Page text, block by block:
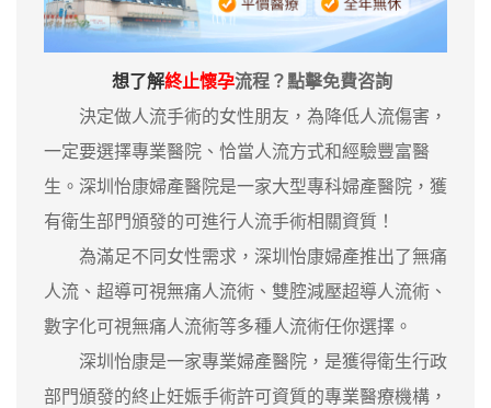
想了解終止懷孕流程？點擊免費咨詢
決定做人流手術的女性朋友，為降低人流傷害，
一定要選擇專業醫院、恰當人流方式和經驗豐富醫
生。深圳怡康婦產醫院是一家大型專科婦產醫院，獲
有衛生部門頒發的可進行人流手術相關資質！
為滿足不同女性需求，深圳怡康婦產推出了無痛
人流、超導可視無痛人流術、雙腔減壓超導人流術、
數字化可視無痛人流術等多種人流術任你選擇。
深圳怡康是一家專業婦產醫院，是獲得衛生行政
部門頒發的終止妊娠手術許可資質的專業醫療機構，